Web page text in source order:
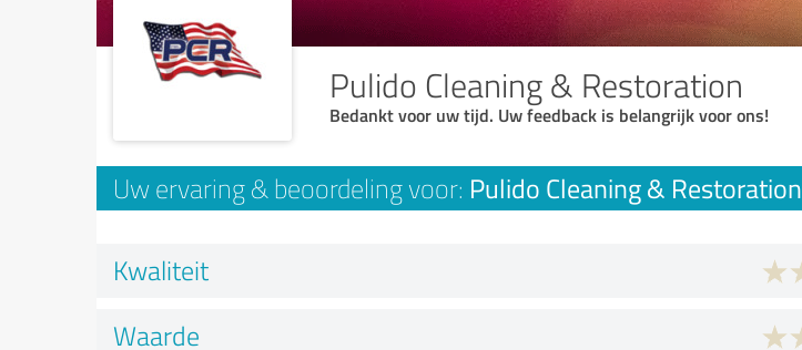
Pulido Cleaning & Restoration
Bedankt voor uw tijd. Uw feedback is belangrijk voor ons!
Uw ervaring & beoordeling voor: Pulido Cleaning & Restoration
Kwaliteit
Waarde